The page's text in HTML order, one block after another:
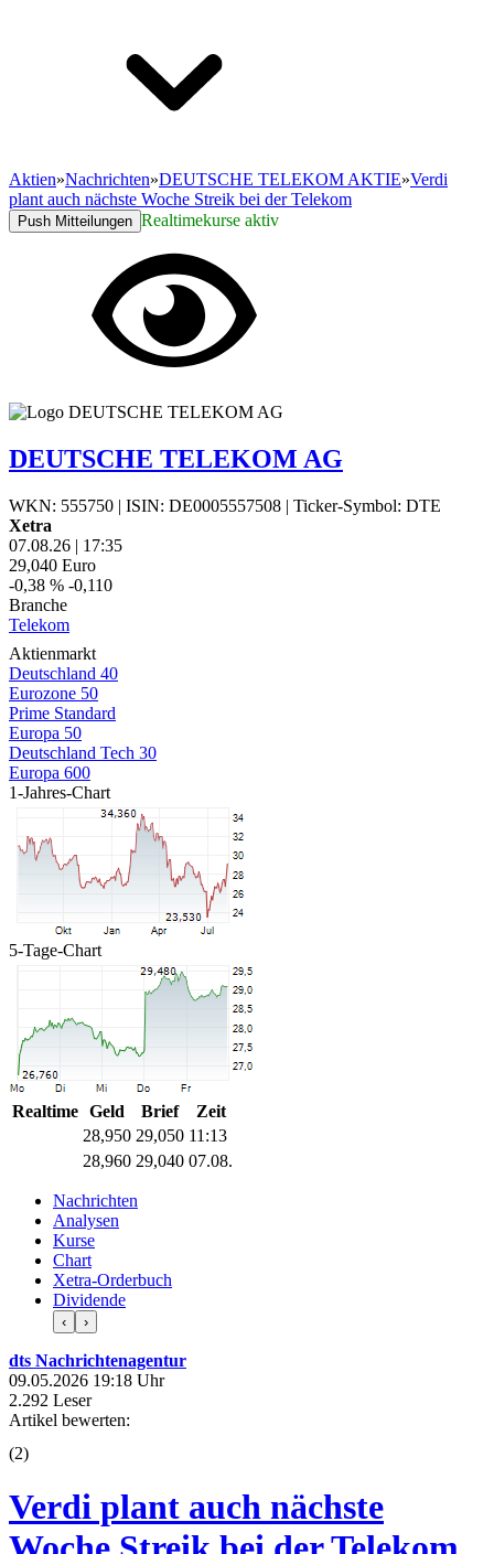
Aktien»Nachrichten»DEUTSCHE TELEKOM AKTIE»Verdi
plant auch nächste Woche Streik bei der Telekom
Push Mitteilungen Realtimekurse aktiv
DEUTSCHE TELEKOM AG
WKN: 555750 | ISIN: DE0005557508 | Ticker-Symbol: DTE
Xetra
07.08.26 | 17:35
29,040 Euro
-0,38 % -0,110
Branche
Telekom
Aktienmarkt
Deutschland 40
Eurozone 50
Prime Standard
Europa 50
Deutschland Tech 30
Europa 600
1-Jahres-Chart
5-Tage-Chart
Realtime Geld Brief
Zeit
28,950 29,050 11:13
28,960 29,040 07.08.
Nachrichten
Analysen
Kurse
Chart
Xetra-Orderbuch
Dividende
‹ ›
dts Nachrichtenagentur
09.05.2026 19:18 Uhr
2.292 Leser
Artikel bewerten:
(2)
Verdi plant auch nächste